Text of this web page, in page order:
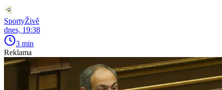
SportyŽivě
dnes, 19:38
3 min
Reklama